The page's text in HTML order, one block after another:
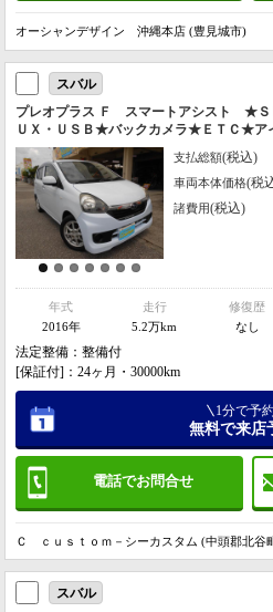
オーシャンデザイン 沖縄本店 (豊見城市)
スバル
プレオプラス Ｆ スマートアシスト ★Ｓ
ＵＸ・ＵＳＢ★バックカメラ★ＥＴＣ★ア
ィアラーム★レーダーブレーキサポート★
整
支払総額(税込)
車両本体価格(税
諸費用(税込)
年式
2016年
走行
5.2万km
修復歴
なし
法定整備：整備付
[保証付]：24ヶ月・30000km
電話でお問合せ
1分で予
無料で来店
Ｃ ｃｕｓｔｏｍ－シーカスタム (中頭郡北谷
スバル